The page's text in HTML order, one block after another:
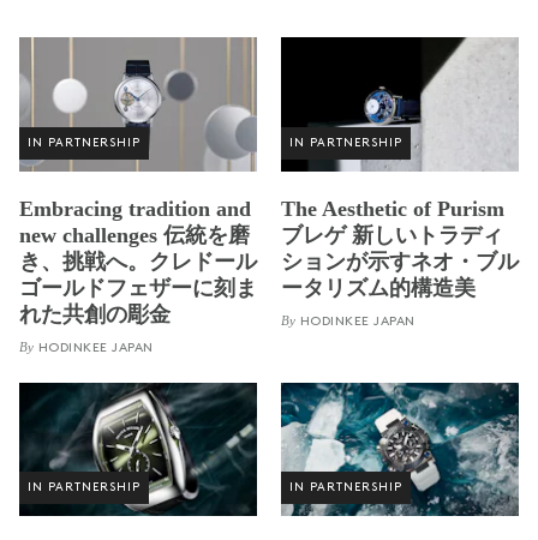
IN PARTNERSHIP
Embracing tradition and
new challenges 伝統を磨
き、挑戦へ。クレドール
ゴールドフェザーに刻ま
れた共創の彫金
By HODINKEE JAPAN
IN PARTNERSHIP
The Aesthetic of Purism
ブレゲ 新しいトラディ
ションが示すネオ・ブル
ータリズム的構造美
By HODINKEE JAPAN
IN PARTNERSHIP IN PARTNERSHIP